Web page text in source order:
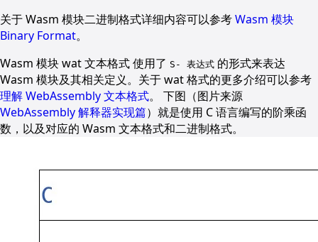
关于 Wasm 模块二进制格式详细内容可以参考Wasm 模块
Binary Format。
Wasm 模块 wat 文本格式 使用了 S- 表达式 的形式来表达
Wasm 模块及其相关定义。关于 wat 格式的更多介绍可以参考
理解 WebAssembly 文本格式。 下图（图片来源
WebAssembly 解释器实现篇）就是使用 C 语言编写的阶乘函
数，以及对应的 Wasm 文本格式和二进制格式。